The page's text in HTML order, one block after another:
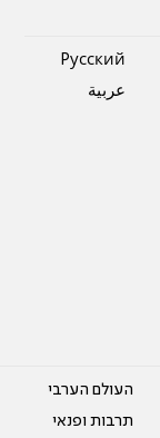
Pусский
عربية
העולם הערבי
תרבות ופנאי